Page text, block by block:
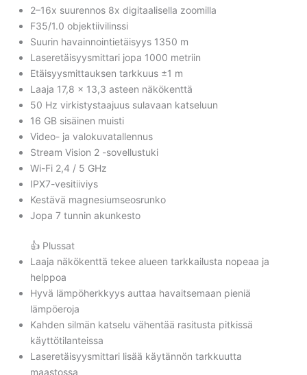
2–16x suurennos 8x digitaalisella zoomilla
F35/1.0 objektiivilinssi
Suurin havainnointietäisyys 1350 m
Laseretäisyysmittari jopa 1000 metriin
Etäisyysmittauksen tarkkuus ±1 m
Laaja 17,8 × 13,3 asteen näkökenttä
50 Hz virkistystaajuus sulavaan katseluun
16 GB sisäinen muisti
Video- ja valokuvatallennus
Stream Vision 2 -sovellustuki
Wi-Fi 2,4 / 5 GHz
IPX7-vesitiiviys
Kestävä magnesiumseosrunko
Jopa 7 tunnin akunkesto
👍 Plussat
Laaja näkökenttä tekee alueen tarkkailusta nopeaa ja
helppoa
Hyvä lämpöherkkyys auttaa havaitsemaan pieniä
lämpöeroja
Kahden silmän katselu vähentää rasitusta pitkissä
käyttötilanteissa
Laseretäisyysmittari lisää käytännön tarkkuutta
maastossa